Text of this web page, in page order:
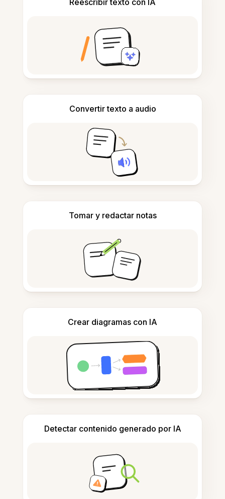
Reescribir texto con IA
Convertir texto a audio
Tomar y redactar notas
Crear diagramas con IA
Detectar contenido generado por IA